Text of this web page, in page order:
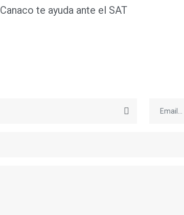
Canaco te ayuda ante el SAT